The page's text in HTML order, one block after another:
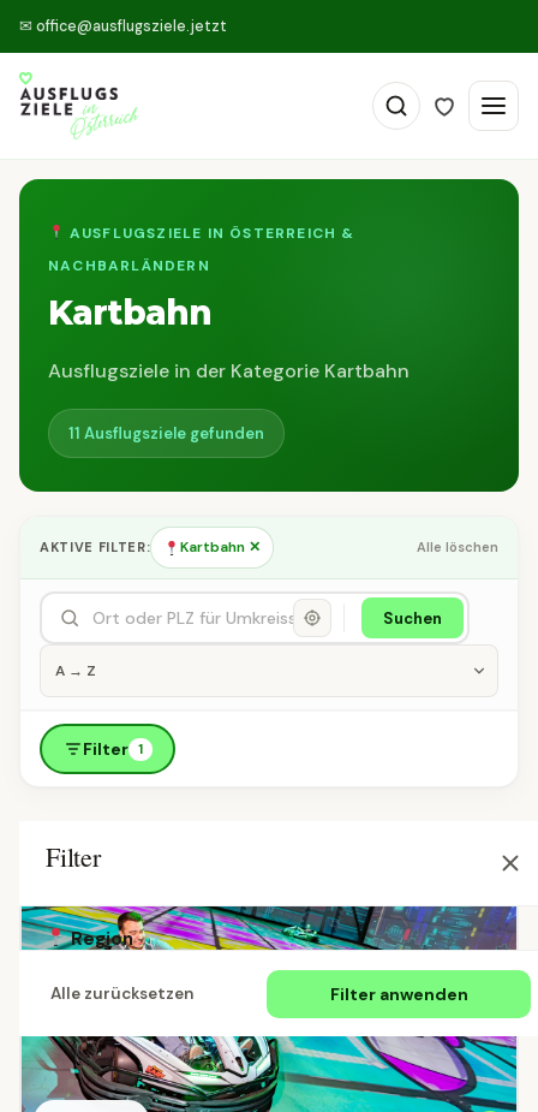
✉ office@ausflugsziele.jetzt
AUSFLUGSZIELE IN ÖSTERREICH &
NACHBARLÄNDERN
Kartbahn
Ausflugsziele in der Kategorie Kartbahn
11 Ausflugsziele gefunden
AKTIVE FILTER: Kartbahn ✕ Alle löschen
Suchen
Filter 1
Filter
Region
Alle Länder Deutschland
Schweiz
ÖSTERREICH
Alle zurücksetzen Filter anwenden